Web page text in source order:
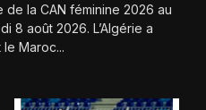
la CAN féminine 2026 au
8 août 2026. L’Algérie a
Maroc...